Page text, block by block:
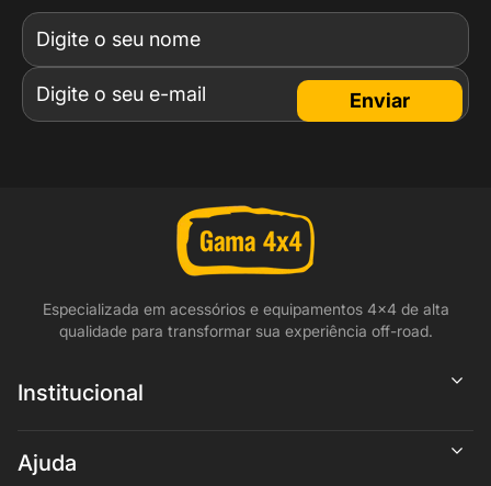
Enviar
Especializada em acessórios e equipamentos 4x4 de alta
qualidade para transformar sua experiência off-road.
Institucional
Ajuda